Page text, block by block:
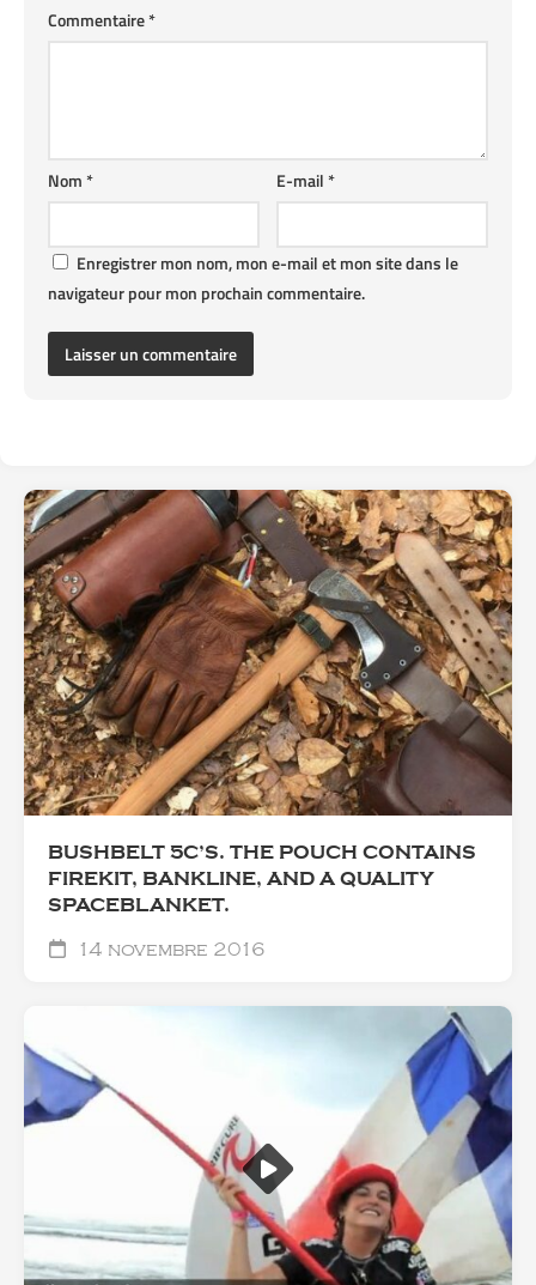
Commentaire*
E-mail*
Nom*
Enregistrer mon nom, mon e-mail et mon site dans le
navigateur pour mon prochain commentaire.
BUSHBELT 5C’S. THE POUCH CONTAINS
FIREKIT, BANKLINE, AND A QUALITY
SPACEBLANKET.
14 novembre 2016